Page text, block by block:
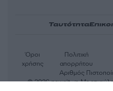
Ταυτότητα
Αριθμός
Όροι
χρήσης
Πολιτική
απορρήτου
© 2026 newsit.gr. Με